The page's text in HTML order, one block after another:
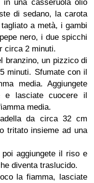
una casseruola olio
di sedano, la carota
a metà, i gambi
nero, i due spicchi
circa 2 minuti.
branzino, un pizzico di
minuti. Sfumate con il
media. Aggiungete
lasciate cuocere il
media.
da circa 32 cm
tritato insieme ad una
aggiungete il riso e
diventa traslucido.
la fiamma, lasciate